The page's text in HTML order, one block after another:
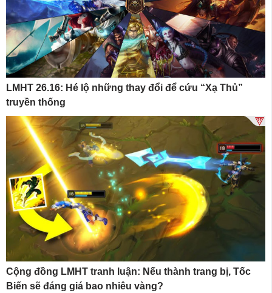
LMHT 26.16: Hé lộ những thay đổi để cứu “Xạ Thủ”
truyền thống
Cộng đồng LMHT tranh luận: Nếu thành trang bị, Tốc
Biến sẽ đáng giá bao nhiêu vàng?